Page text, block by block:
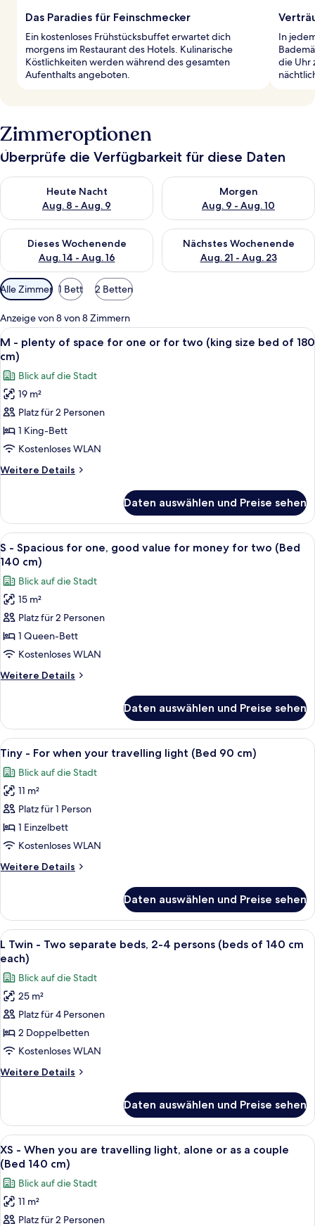
Das Paradies für Feinschmecker
Ein kostenloses Frühstücksbuffet erwartet dich
morgens im Restaurant des Hotels. Kulinarische
Köstlichkeiten werden während des gesamten
Aufenthalts angeboten.
In
die Uhr
Zimmeroptionen
Überprüfe die Verfügbarkeit für diese Daten
Heute Nacht
Aug. 8 - Aug. 9
Überprüfe die Verfügbarkeit für heute Nacht, Aug. 8 - Aug. 9.
Morgen
Aug. 9 - Aug. 10
Überprüfe die Verfügbarkeit
Dieses Wochenende
Aug. 14 - Aug. 16
Überprüfe die Verfügbarkeit für dieses Wochenende, Aug. 14
Nächstes Wochenende
Aug. 21 - Aug. 23
Überprüfe die Verfügbarkeit
Verfügbare
Filter
für
Zimmer
Alle Zimmer 1 Bett 2 Betten
Anzeige von 8 von 8 Zimmern
Alle
Fotos
für
M
-
plenty
of
space
for
one
for
two
(king
size
bed
of
180
cm)
anzeigen
Ein modernes Hotelzimmer mit
M - plenty of space for one or for two (king size bed of 180
cm)
Blick auf die Stadt
19 m²
Platz für 2 Personen
1 King-Bett
Kostenloses WLAN
Weitere Details
Weitere
-
plenty
of
space
one
or
for
two
(king
bed
of
180
Daten auswählen und Preise sehen
Alle
Fotos
für
S
-
Spacious
for
one,
good
value
money
for
two
(Bed
140
cm)
anzeigen
Ein Schlafzimmer mit einem großen
7
S - Spacious for one, good value for money for two (Bed
140 cm)
Blick auf die Stadt
15 m²
Platz für 2 Personen
1 Queen-Bett
Kostenloses WLAN
Weitere Details
Weitere
-
Spacious
for
one,
good
value
money
for
two
(Bed
140
Daten auswählen und Preise sehen
Alle
Fotos
für
Tiny
-
For
when
travelling
90
cm)
anzeigen
Ein modernes Schlafzimmer mit
5
Tiny - For when your travelling light (Bed 90 cm)
Blick auf die Stadt
11 m²
Platz für 1 Person
1 Einzelbett
Kostenloses WLAN
Weitere Details
Weitere
-
For
when
your
travelling
light
(Bed
90
cm)
Daten auswählen und Preise sehen
Alle
Fotos
für
L
Twin
-
Two
separate
beds,
2-
persons
(beds
of
140
cm
each)
anzeigen
Ein Hotelzimmer mit zwei Betten,
7
L Twin - Two separate beds, 2-4 persons (beds of 140 cm
each)
Blick auf die Stadt
25 m²
Platz für 4 Personen
2 Doppelbetten
Kostenloses WLAN
Weitere Details
Weitere
Twin
Two
separate
beds,
2-
4
persons
(beds
Daten auswählen und Preise sehen
Alle
Fotos
für
XS
-
When
Ein ordentlich bezogenes Bett mit
XS - When you are travelling light, alone or as a couple
(Bed 140 cm)
Blick auf die Stadt
11 m²
Platz für 2 Personen